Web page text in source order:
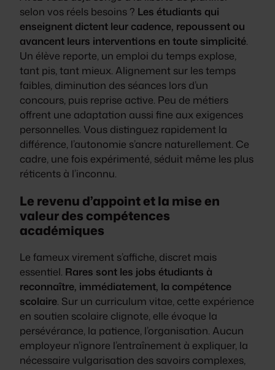
selon vos réels besoins ? Les étudiants qui
enseignent dictent leur cadence, repoussent ou
avancent leurs interventions en toute simplicité.
Un élève reporte, un emploi du temps explose,
tant pis, tant mieux. Alignement sur les temps
faibles, diminution des séances lors d’un
concours, puis reprise active. Peu de métiers
offrent une adaptation aussi fine aux exigences
personnelles. Vous distinguez rapidement la
différence, l’autonomie s’ancre naturellement. Ce
cadre, une fois expérimenté, séduit même les plus
réticents à l’inconnu.
Le revenu d’appoint et la mise en
valeur des compétences
académiques
Le fameux virement s’affiche, discret mais
essentiel. Rares sont les jobs étudiants à
reconnaître, immédiatement, la compétence
scolaire. Sur un curriculum vitae, cette expérience
en soutien scolaire clignote, elle évoque la
persévérance, la patience, l’organisation. Aucun
employeur n’ignore l’entraînement à expliquer, la
nécessaire vulgarisation des savoirs complexes,